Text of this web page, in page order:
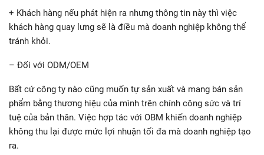
+ Khách hàng nếu phát hiện ra nhưng thông tin này thì việc
khách hàng quay lưng sẽ là điều mà doanh nghiệp không thể
tránh khỏi.
– Đối với ODM/OEM
Bất cứ công ty nào cũng muốn tự sản xuất và mang bán sản
phẩm bằng thương hiệu của mình trên chính công sức và trí
tuệ của bản thân. Việc hợp tác với OBM khiến doanh nghiệp
không thu lại được mức lợi nhuận tối đa mà doanh nghiệp tạo
ra.